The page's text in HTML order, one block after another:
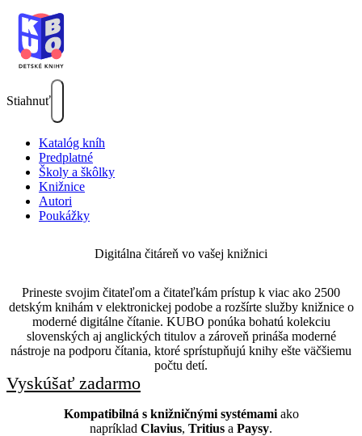
Stiahnuť
Katalóg kníh
Predplatné
Školy a škôlky
Knižnice
Autori
Poukážky
Digitálna čitáreň vo vašej knižnici
Prineste svojim čitateľom a čitateľkám prístup k viac ako 2500
detským knihám v elektronickej podobe a rozšírte služby knižnice o
moderné digitálne čítanie. KUBO ponúka bohatú kolekciu
slovenských aj anglických titulov a zároveň prináša moderné
nástroje na podporu čítania, ktoré sprístupňujú knihy ešte väčšiemu
počtu detí.
Vyskúšať zadarmo
Kompatibilná s knižničnými systémamiako
napríklad Clavius, Tritius a Paysy.